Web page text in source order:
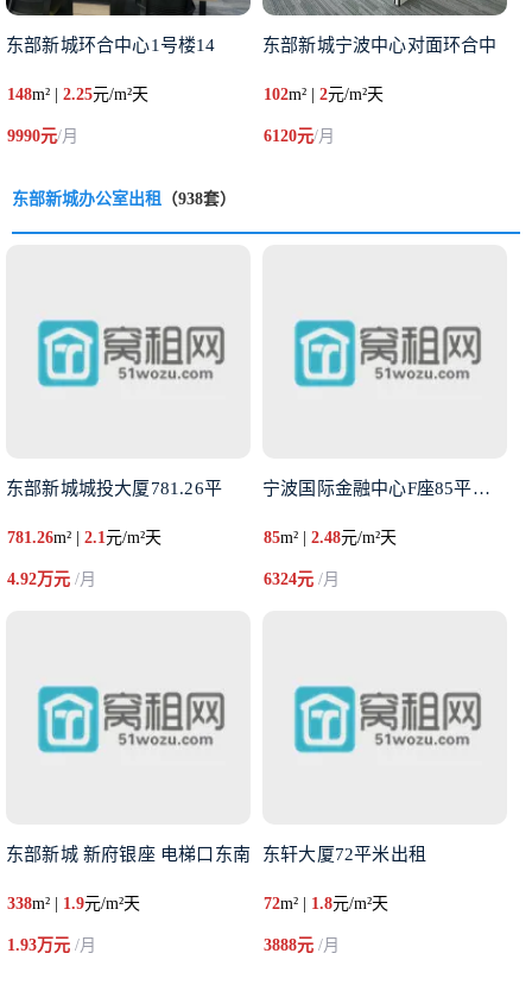
东部新城环合中心1号楼14
148m² | 2.25元/m²天
9990元/月
东部新城宁波中心对面环合中
102m² |2元/m²天
6120元/月
东部新城办公室出租 （938套）
东部新城城投大厦781.26平
781.26m² | 2.1元/m²天
4.92万元 /月
宁波国际金融中心F座85平格局
85m² |2.48元/m²天
6324元/月
东部新城 新府银座 电梯口东南
338m² | 1.9元/m²天
1.93万元 /月
东轩大厦72平米出租
72m² | 1.8元/m²天
3888元/月